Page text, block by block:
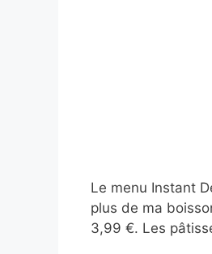
Le menu Instant
plus de ma
3,99 €. Les